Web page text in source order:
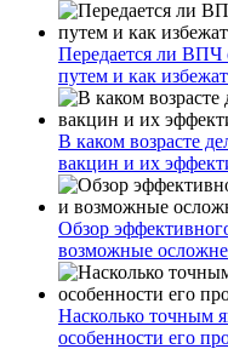
Передается ли
путем и как
В каком возрасте
вакцин и их
Обзор
возможные
Насколько точным
особенности его